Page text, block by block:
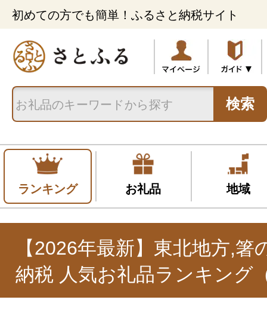
初めての方でも簡単！ふるさと納税サイト
検索
ランキング お礼品 地域
【2026年最新】東北地方,箸
納税 人気お礼品ランキング